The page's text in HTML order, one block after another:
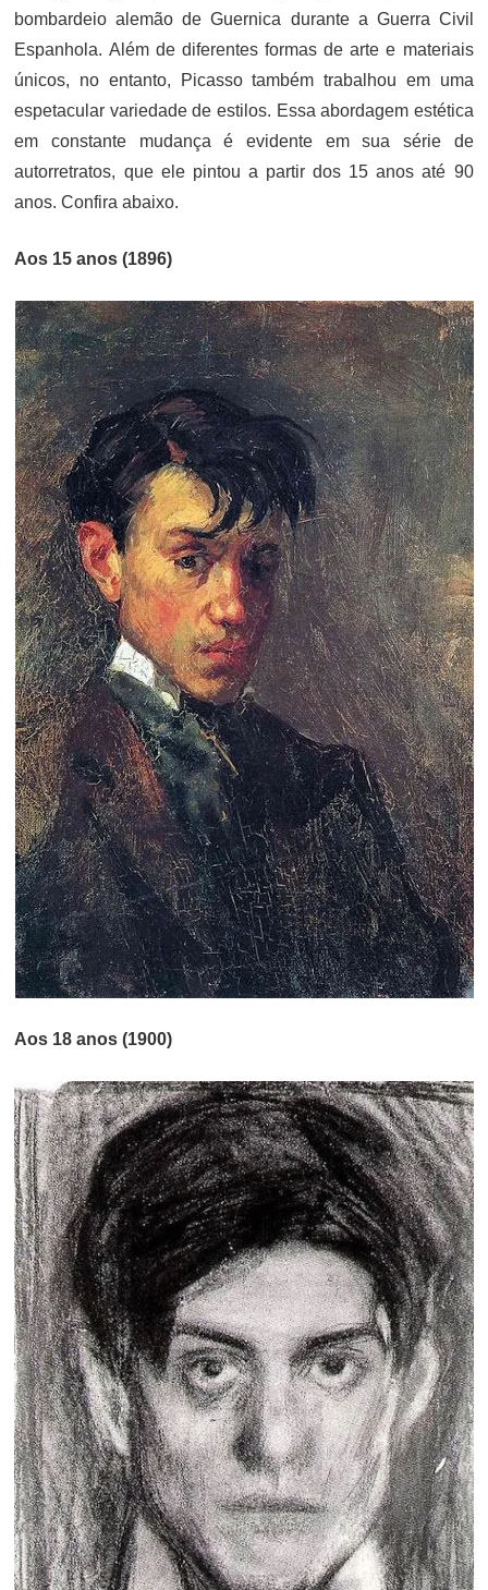
bombardeio alemão de Guernica durante a Guerra Civil
Espanhola. Além de diferentes formas de arte e materiais
únicos, no entanto, Picasso também trabalhou em uma
espetacular variedade de estilos. Essa abordagem estética
em constante mudança é evidente em sua série de
autorretratos, que ele pintou a partir dos 15 anos até 90
anos. Confira abaixo.
Aos 15 anos (1896)
Aos 18 anos (1900)